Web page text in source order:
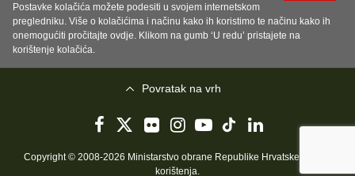
Postavke kolačića možete podesiti u svojem internetskom
pregledniku. Više o kolačićima i načinu kako ih koristimo te načinu kako ih
onemogućiti pročitajte ovdje. Klikom na gumb ‘U redu’ pristajete na
korištenje kolačića.
Povratak na vrh
Copyright © 2008-2026 Ministarstvo obrane Republike Hrvatske..
korištenja.